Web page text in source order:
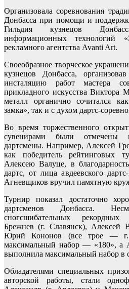
Организовала соревнования
Донбасса при помощи и
Гильдия кузнецов
информационных
рекламного агентства Avanti Art.
Своеобразное творческое
кузнецов Донбасса,
инсталяцию работ мастера
прикладного искусства Виктора
металл органично сочитался
замка», так и с духом дартс-
Во время торжественного
сувенирами были отмечены
дартсмены. Например, Алексей
как победитель рейтинговых
Алексею Валуце, в
дартс, от лица авдеевского
Агневщиков вручил памятную
Турнир показал достаточно
дартсменов Донбасса.
сногсшибательных рекордных
Брежнев (г. Славянск), Алексей
Юрий Кононов (все трое — г.
максимальный набор — «180», а
выполнила максимальный набор в
Обладателями специальных
авторской работы, стали